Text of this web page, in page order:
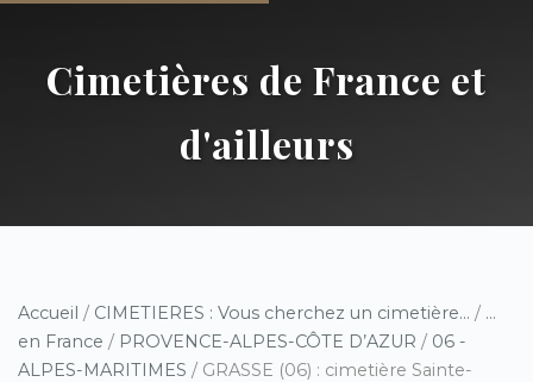
Cimetières de France et
d'ailleurs
Accueil / CIMETIERES : Vous cherchez un cimetière... / ...
en France / PROVENCE-ALPES-CÔTE D’AZUR / 06 -
ALPES-MARITIMES / GRASSE (06) : cimetière Sainte-